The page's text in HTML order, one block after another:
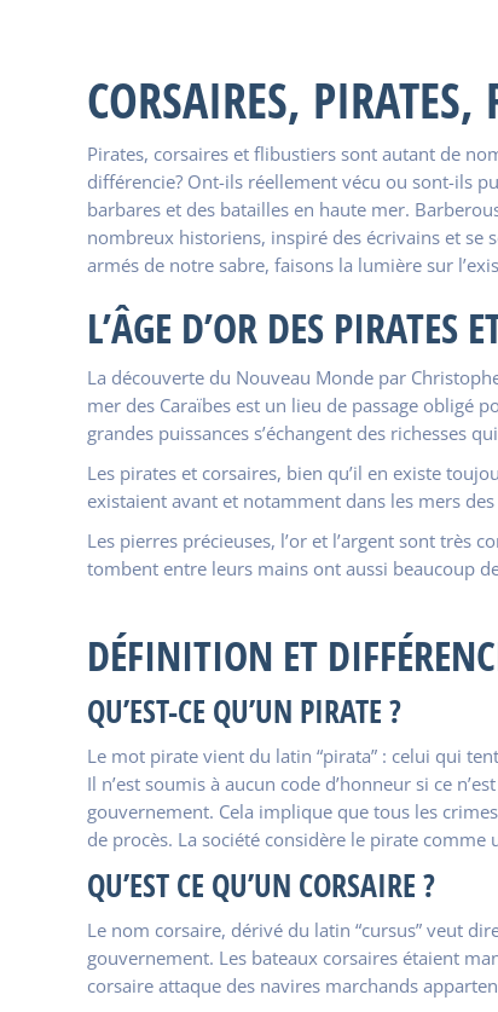
CORSAIRES, PIRATES,
Pirates, corsaires et flibustiers sont autant de
différencie? Ont-ils réellement vécu ou sont-ils
barbares et des batailles en haute mer.
nombreux historiens, inspiré des écrivains et se
armés de notre sabre, faisons la lumière sur
L’ÂGE D’OR DES PIRATES
La découverte du Nouveau Monde par
mer des Caraïbes est un lieu de passage obligé
grandes puissances s’échangent des richesses
Les pirates et corsaires, bien qu’il en existe
existaient avant et notamment dans les mers
Les pierres précieuses, l’or et l’argent sont très
tombent entre leurs mains ont aussi beaucoup
DÉFINITION ET
QU’EST-CE QU’UN PIRATE ?
Le mot pirate vient du latin “pirata” : celui qui
Il n’est soumis à aucun code d’honneur si ce
gouvernement. Cela implique que tous les
de procès. La société considère le pirate
QU’EST CE QU’UN CORSAIRE ?
Le nom corsaire, dérivé du latin “cursus” veut
gouvernement. Les bateaux corsaires étaient
corsaire attaque des navires marchands